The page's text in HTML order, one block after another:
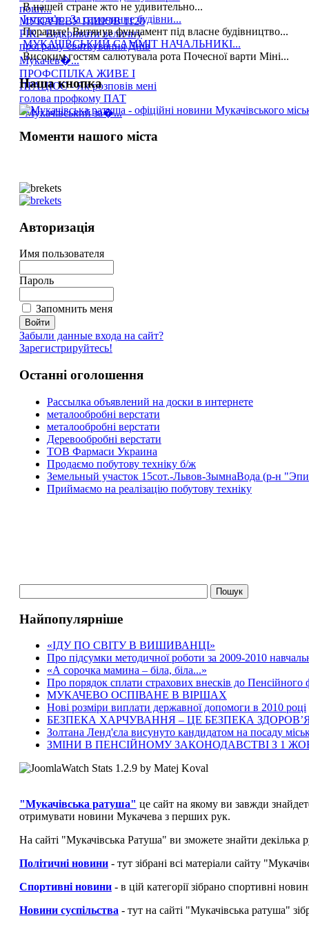
пошт...
МУКАЧЕВУ ПІШОВ 1120
РІК - Відкривати величну
програму святкування Днів
Мукачев�...
ПРОФСПІЛКА ЖИВЕ І
ПРАЦЮЄ - Як розповів мені
голова профкому ПАТ
«Мукачівський за�...
В нашей стране жто не удивительно...
Інтерв’ю. За самочинне будівни...
Порадьте! Витянув фундамент під власне будівництво...
МУКАЧІВСЬКИЙ САММІТ НАЧАЛЬНИКІ...
Високим гостям салютувала рота Почесної варти Міні...
Наша кнопка
Моменти нашого міста
Авторизація
Имя пользователя
Пароль
Запомнить меня
Забыли данные входа на сайт?
Зарегистрируйтесь!
Останні оголошення
Рассылка объявлений на доски в интернете
металообробні верстати
металообробні верстати
Деревообробні верстати
ТОВ Фармаси Украина
Продаємо побутову техніку б/ж
Земельный участок 15сот.-Львов-ЗымнаВода (р-н
Приймаємо на реалізацію побутову техніку
Найпопулярніше
«ІДУ ПО СВІТУ В ВИШИВАНЦІ»
Про підсумки методичної роботи за 2009-2010
«А сорочка мамина – біла, біла...»
Про порядок сплати страхових внесків до
МУКАЧЕВО ОСПІВАНЕ В ВІРШАХ
Нові розміри виплати державної допомоги в 2010 році
БЕЗПЕКА ХАРЧУВАННЯ – ЦЕ БЕЗПЕКА
Золтана Ленд'єла висунуто кандидатом на посаду
ЗМІНИ В ПЕНСІЙНОМУ ЗАКОНОДАВСТВІ З 1
"Мукачівська ратуша" це сайт на якому ви завжди
отримувати новини Мукачева з перших рук.
На сайті "Мукачівська Ратуша" ви зможете знайти декілька
Політичні новини- тут зібрані всі матеріали сайту
Спортивні новини- в цій категорії зібрано спортивні
Новини суспільства - тут на сайті "Мукачівська ратуша"